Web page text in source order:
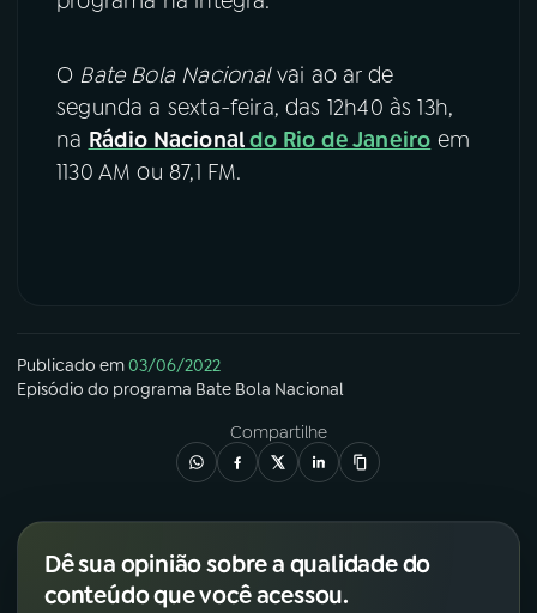
O Bate Bola Nacionalvai ao ar de
segunda a sexta-feira, das 12h40 às 13h,
na Rádio Nacionaldo Rio de Janeiro em
1130 AM ou 87,1 FM.
Publicado em03/06/2022
Episódio do programa Bate Bola Nacional
Compartilhe
Dê sua opinião sobre a qualidade do
conteúdo que você acessou.